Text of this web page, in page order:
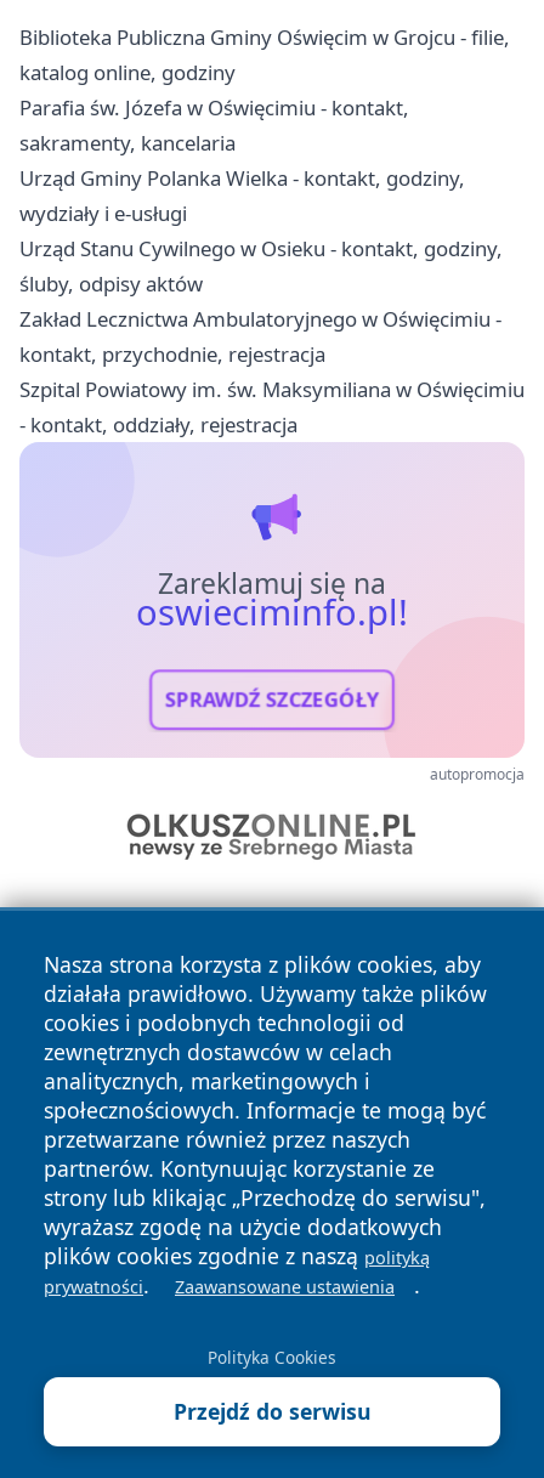
Biblioteka Publiczna Gminy Oświęcim w Grojcu - filie,
katalog online, godziny
Parafia św. Józefa w Oświęcimiu - kontakt,
sakramenty, kancelaria
Urząd Gminy Polanka Wielka - kontakt, godziny,
wydziały i e-usługi
Urząd Stanu Cywilnego w Osieku - kontakt, godziny,
śluby, odpisy aktów
Zakład Lecznictwa Ambulatoryjnego w Oświęcimiu -
kontakt, przychodnie, rejestracja
Szpital Powiatowy im. św. Maksymiliana w Oświęcimiu
- kontakt, oddziały, rejestracja
Zareklamuj się na
oswieciminfo.pl!
SPRAWDŹ SZCZEGÓŁY
autopromocja
Nasza strona korzysta z plików cookies, aby
działała prawidłowo. Używamy także plików
cookies i podobnych technologii od
zewnętrznych dostawców w celach
analitycznych, marketingowych i
społecznościowych. Informacje te mogą być
przetwarzane również przez naszych
partnerów. Kontynuując korzystanie ze
strony lub klikając „Przechodzę do serwisu",
wyrażasz zgodę na użycie dodatkowych
plików cookies zgodnie z naszą polityką
prywatności. Zaawansowane ustawienia .
Polityka Cookies
Przejdź do serwisu
Copyright © 2026 oswieciminfo.pl Wszystkie prawa
zastrzeżone.
News Autorzy
Polityka
Prywatności
Polityka
Cookies